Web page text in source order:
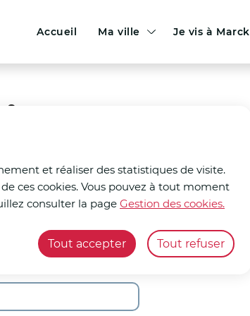
et réaliser des statistiques de visite.
ces cookies. Vous pouvez à tout moment
consulter la page Gestion des cookies.
Tout accepter Tout refuser
du site
a
v
t
i
o
n
p
r
Accueil Ma ville Je vis à Marck